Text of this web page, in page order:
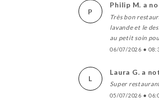
P
Philip M. a
Très bon
lavande et le
au petit soin
06/07/2026 •
L
Laura G. a
Super
05/07/2026 •